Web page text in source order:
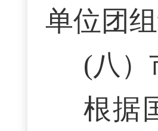
单位团
(八
根据